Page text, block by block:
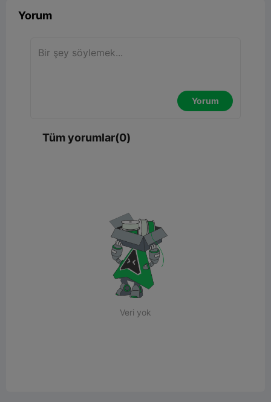
Yorum
Yorum
Tüm yorumlar(0)
Veri yok